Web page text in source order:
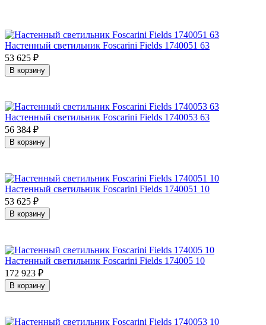
Настенный светильник Foscarini Fields 1740051 63
53 625 ₽
В корзину
Настенный светильник Foscarini Fields 1740053 63
56 384 ₽
В корзину
Настенный светильник Foscarini Fields 1740051 10
53 625 ₽
В корзину
Настенный светильник Foscarini Fields 174005 10
172 923 ₽
В корзину